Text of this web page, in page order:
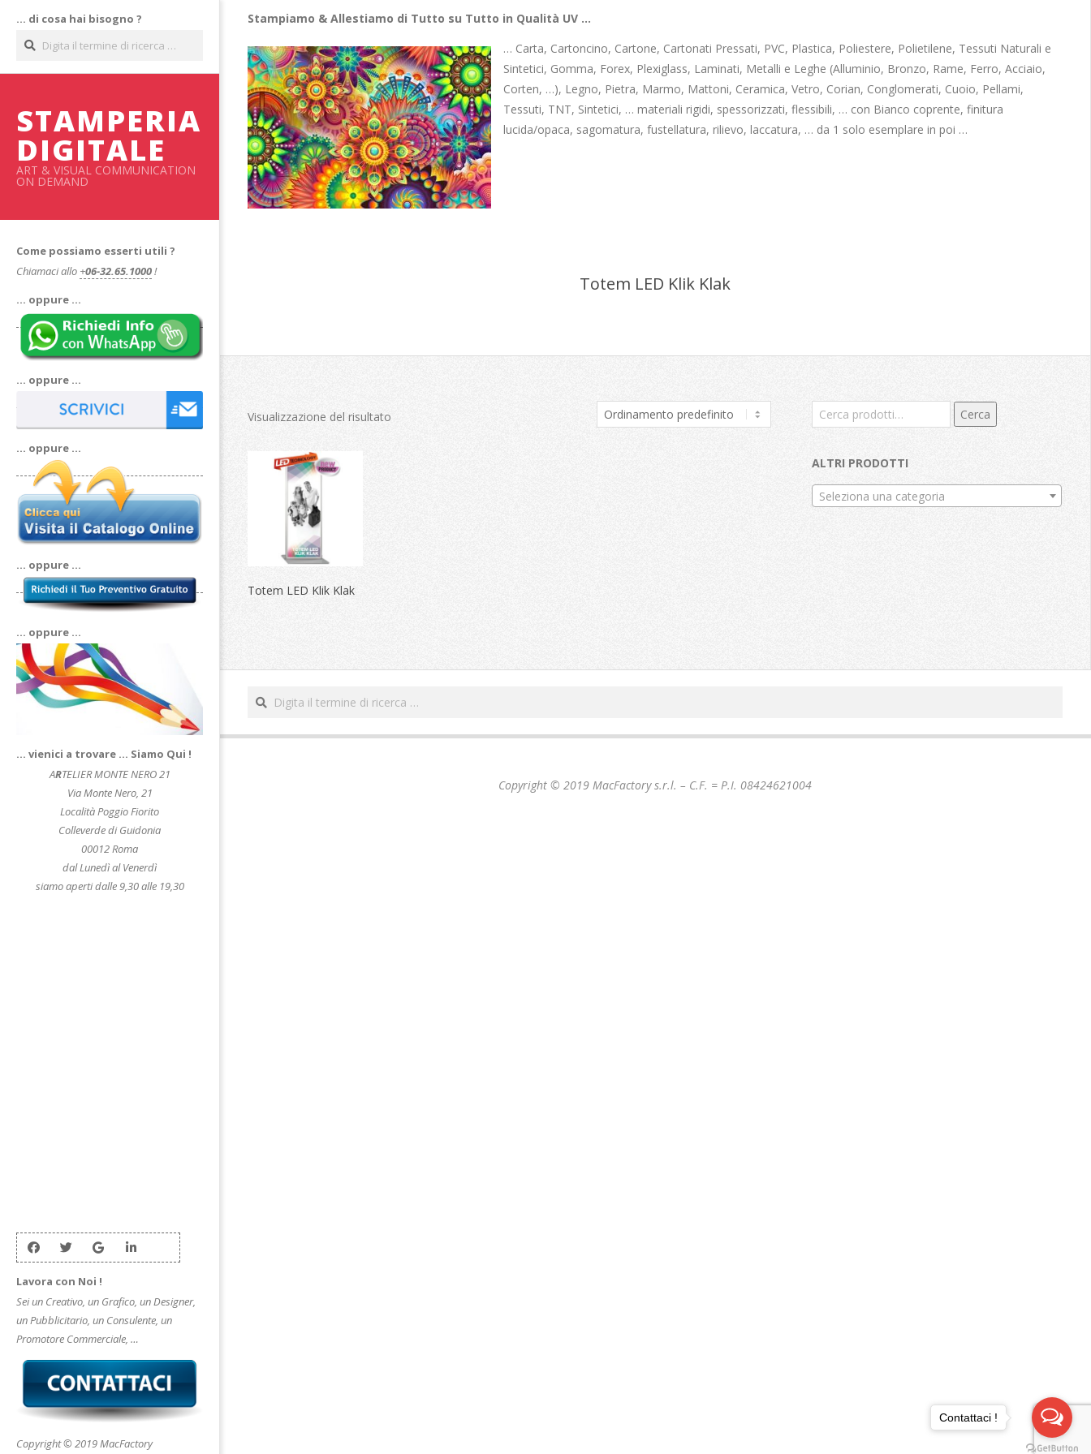
contenuto
… di cosa hai bisogno ?
Cerca
STAMPERIA
DIGITALE
ART & VISUAL COMMUNICATION
ON DEMAND
Come possiamo esserti utili ?
Chiamaci allo +06-32.65.1000!
… oppure …
… oppure …
… oppure …
… oppure …
… oppure …
… vienici a trovare … Siamo Qui !
ARTELIER MONTE NERO 21
Via Monte Nero, 21
Località Poggio Fiorito
Colleverde di Guidonia
00012 Roma
dal Lunedì al Venerdì
siamo aperti dalle 9,30 alle 19,30
Lavora con Noi !
Sei un Creativo, un Grafico, un Designer,
un Pubblicitario, un Consulente, un
Promotore Commerciale, …
Copyright © 2019 MacFactory
Stampiamo & Allestiamo di Tutto su Tutto in Qualità UV …
… Carta, Cartoncino, Cartone, Cartonati Pressati, PVC, Plastica, Poliestere, Polietilene, Tessuti Naturali e
Sintetici, Gomma, Forex, Plexiglass, Laminati, Metalli e Leghe (Alluminio, Bronzo, Rame, Ferro, Acciaio,
Corten, …), Legno, Pietra, Marmo, Mattoni, Ceramica, Vetro, Corian, Conglomerati, Cuoio, Pellami,
Tessuti, TNT, Sintetici, … materiali rigidi, spessorizzati, flessibili, … con Bianco coprente, finitura
lucida/opaca, sagomatura, fustellatura, rilievo, laccatura, … da 1 solo esemplare in poi …
Totem LED Klik Klak
Visualizzazione del risultato
Totem LED Klik Klak
Cerca: Cerca
ALTRI PRODOTTI
Seleziona una categoria
Copyright © 2019 MacFactory s.r.l. – C.F. = P.I. 08424621004
Contattaci !